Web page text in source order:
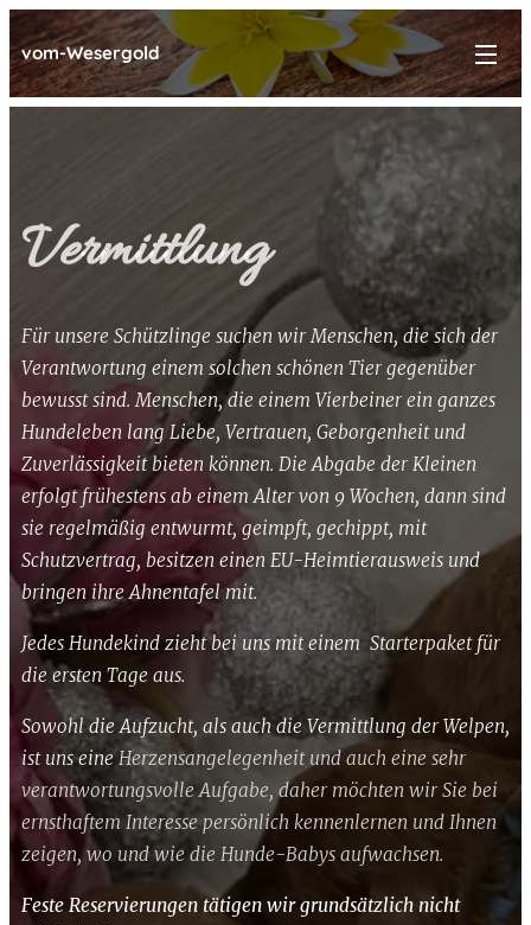
vom-Wesergold
Vermittlung
Für unsere Schützlinge suchen wir Menschen, die sich der
Verantwortung einem solchen schönen Tier gegenüber
bewusst sind. Menschen, die einem Vierbeiner ein ganzes
Hundeleben lang Liebe, Vertrauen, Geborgenheit und
Zuverlässigkeit bieten können. Die Abgabe der Kleinen
erfolgt frühestens ab einem Alter von 9 Wochen, dann sind
sie regelmäßig entwurmt, geimpft, gechippt, mit
Schutzvertrag, besitzen einen EU-Heimtierausweis und
bringen ihre Ahnentafel mit.
Jedes Hundekind zieht bei uns mit einem Starterpaket für
die ersten Tage aus.
Sowohl die Aufzucht, als auch die Vermittlung der Welpen,
ist uns eineHerzensangelegenheit und auch eine sehr
verantwortungsvolle Aufgabe, daher möchten wir Sie bei
ernsthaftem Interesse persönlich kennenlernen und Ihnen
zeigen, wo und wie die Hunde-Babys aufwachsen.
Feste Reservierungen tätigen wir grundsätzlich nicht